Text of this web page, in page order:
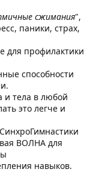
сжимания",
паники, страх,
для профилактики
способности
и тела в любой
это легче и
ВОЛНА для
навыков.